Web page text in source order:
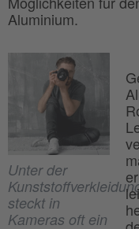
Aluminium.
Unter der
steckt in
Kameras oft ein